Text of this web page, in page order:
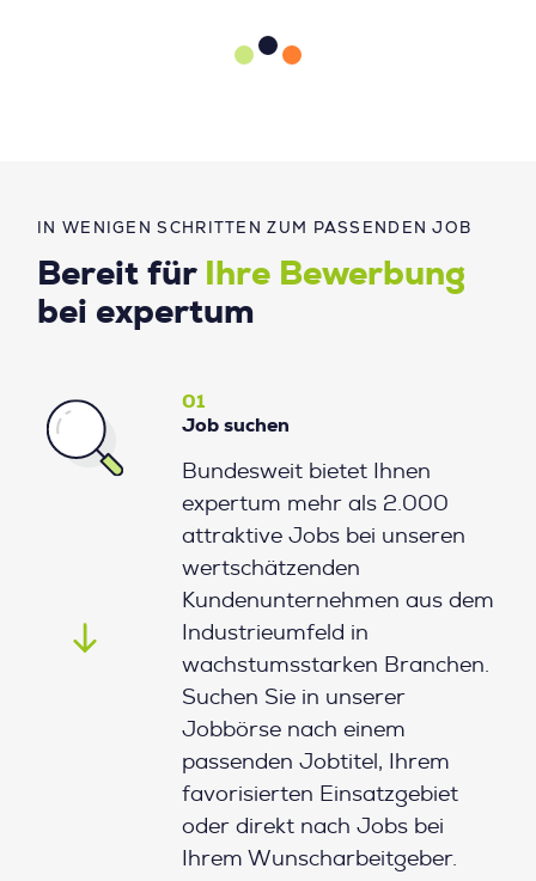
IN WENIGEN SCHRITTEN ZUM PASSENDEN JOB
Bereit für
Ihre Bewerbung
bei expertum
01
Job suchen
Bundesweit bietet Ihnen
expertum mehr als 2.000
attraktive Jobs bei unseren
wertschätzenden
Kundenunternehmen aus dem
Industrieumfeld in
wachstumsstarken Branchen.
Suchen Sie in unserer
Jobbörse nach einem
passenden Jobtitel, Ihrem
favorisierten Einsatzgebiet
oder direkt nach Jobs bei
Ihrem Wunscharbeitgeber.